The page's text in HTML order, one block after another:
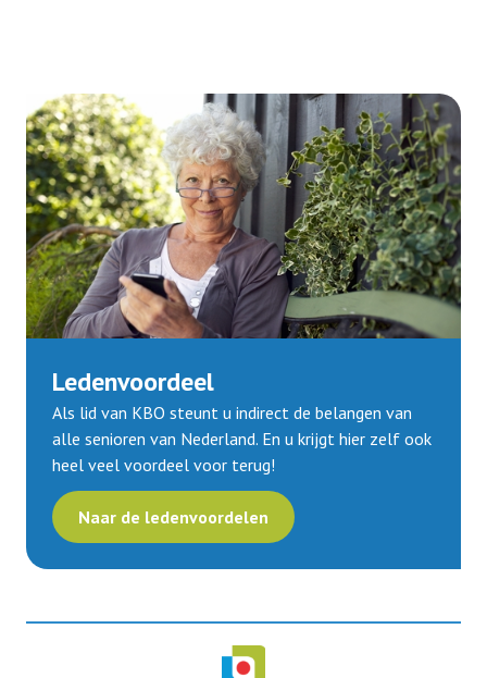
Ledenvoordeel
Als lid van KBO steunt u indirect de belangen van
alle senioren van Nederland. En u krijgt hier zelf ook
heel veel voordeel voor terug!
Naar de ledenvoordelen